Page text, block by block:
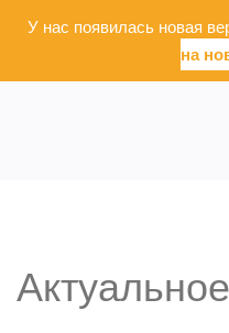
У нас появилась новая
на
Актуальное